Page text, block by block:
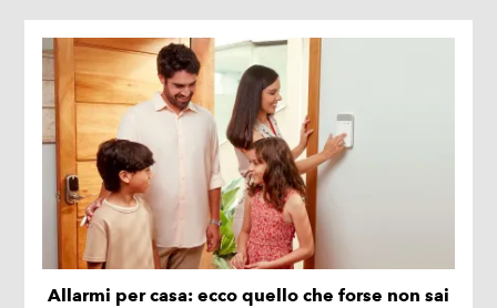
Allarmi per casa: ecco quello che forse non sai